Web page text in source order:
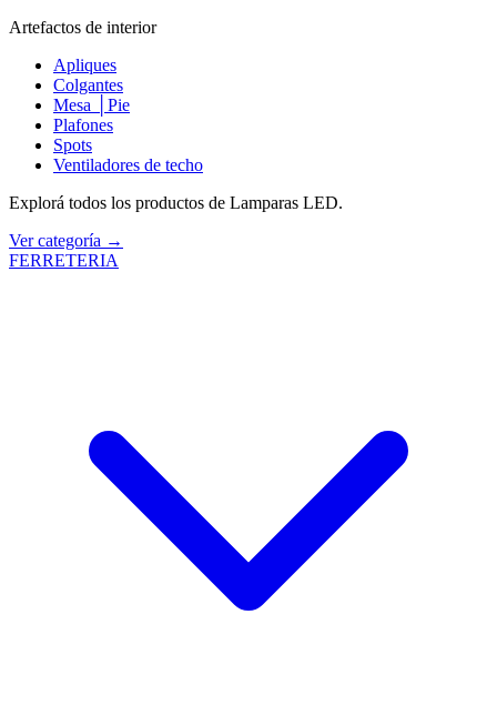
Artefactos de interior
Apliques
Colgantes
Mesa │Pie
Plafones
Spots
Ventiladores de techo
Explorá todos los productos de Lamparas LED.
Ver categoría →
FERRETERIA